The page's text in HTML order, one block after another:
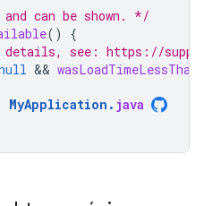
can be shown. */
()
{
see: https://
&&
MyApplication . java